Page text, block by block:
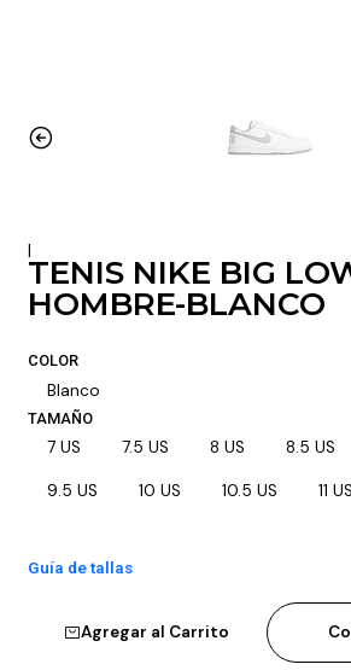
|
TENIS NIKE BIG
HOMBRE-BLANCO
COLOR
Blanco
TAMAÑO
7 US 7.5 US 8 US 8.5 US
9.5 US 10 US 10.5 US 11 US
Guía de tallas
Agregar al Carrito